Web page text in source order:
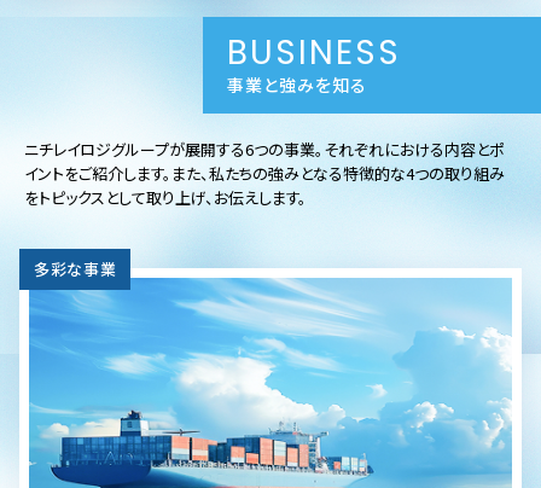
BUSINESS
事業と強みを知る
多彩な事業
ニチレイロジグループが展開する6つの事業。それぞれにおける内容とポ
イントをご紹介します。また、私たちの強みとなる特徴的な4つの取り組み
をトピックスとして取り上げ、お伝えします。